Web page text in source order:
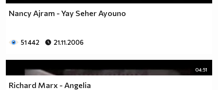
Nancy Ajram - Yay Seher Ayouno
51 442 21.11.2006
04:51
Richard Marx - Angelia